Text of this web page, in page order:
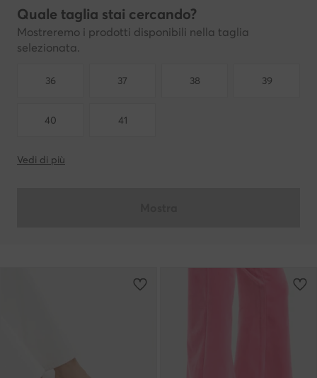
Quale taglia stai cercando?
Mostreremo i prodotti disponibili nella taglia
selezionata.
36 37 38 39
40 41
Vedi di più